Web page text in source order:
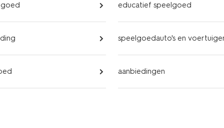
educatief speelgoed
speelgoedauto's en
aanbiedingen